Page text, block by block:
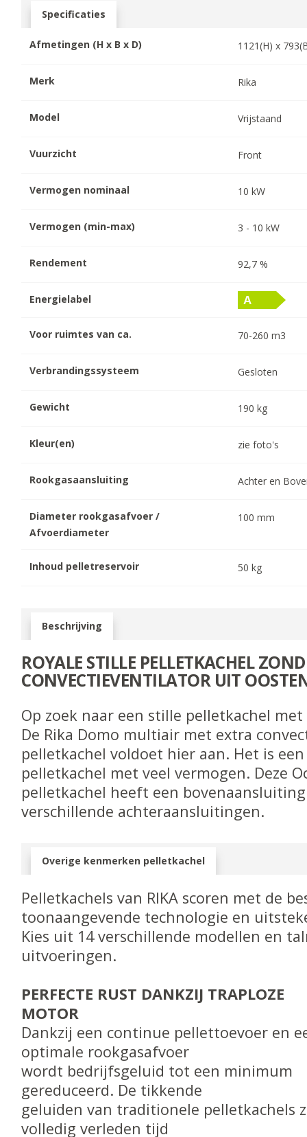
Specificaties
Afmetingen (H x B x D) 1121(H) x 793
Merk Rika
Model Vrijstaand
Vuurzicht Front
Vermogen nominaal 10 kW
Vermogen (min-max) 3 - 10 kW
Rendement 92,7 %
Energielabel
Voor ruimtes van ca. 70-260 m3
Verbrandingssysteem Gesloten
Gewicht 190 kg
Kleur(en) zie foto's
Rookgasaansluiting Achter en
Diameter rookgasafvoer /
Afvoerdiameter
100 mm
Inhoud pelletreservoir 50 kg
Beschrijving
ROYALE STILLE PELLETKACHEL
CONVECTIEVENTILATOR UIT
Op zoek naar een stille pelletkachel
De Rika Domo multiair met extra
pelletkachel voldoet hier aan. Het is
pelletkachel met veel vermogen. Deze
pelletkachel heeft een
verschillende achteraansluitingen.
Overige kenmerken pelletkachel
Pelletkachels van RIKA scoren met de
toonaangevende technologie en
Kies uit 14 verschillende modellen en
uitvoeringen.
PERFECTE RUST DANKZIJ TRAPLOZE
MOTOR
Dankzij een continue pellettoevoer en
optimale rookgasafvoer
wordt bedrijfsgeluid tot een minimum
gereduceerd. De tikkende
geluiden van traditionele pelletkachels
volledig verleden tijd